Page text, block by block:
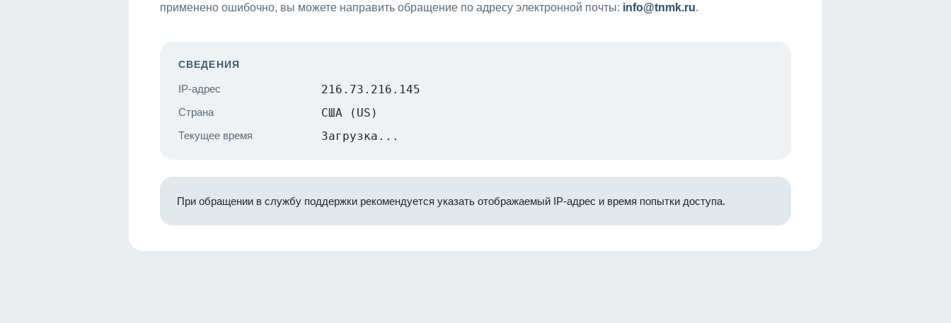
применено ошибочно, вы можете направить обращение по адресу электронной почты: info@tnmk.ru.
СВЕДЕНИЯ
IP-адрес 216.73.216.145
Страна США (US)
Текущее время Загрузка...
При обращении в службу поддержки рекомендуется указать отображаемый IP-адрес и время попытки доступа.